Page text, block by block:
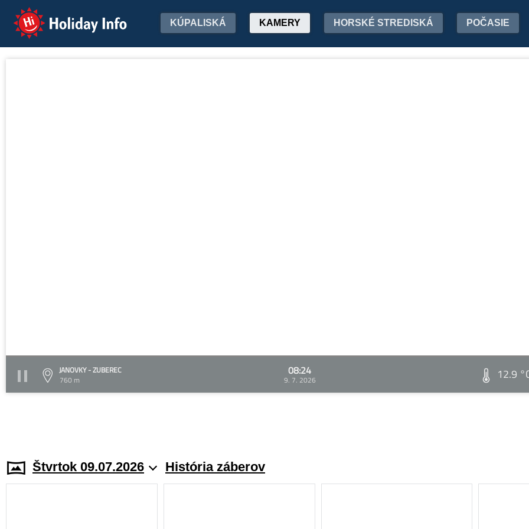
Holiday Info KÚPALISKÁ KAMERY HORSKÉ STREDISKÁ POČASIE
JANOVKY - ZUBEREC
760 m
08:24
9. 7. 2026 12.9
Štvrtok 09.07.2026 História záberov